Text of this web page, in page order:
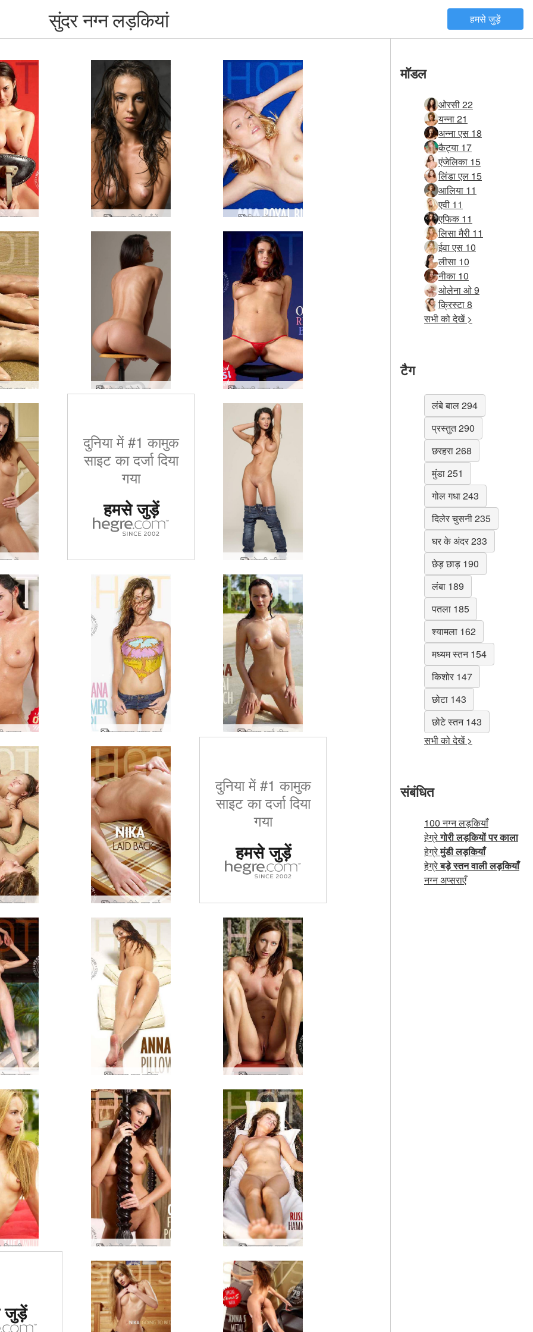
सुंदर नग्न लड़कियां हमसे जुड़ें
लाल जुला नीली आँखें मिया रॉयल ब्लू
क्रिस्टा लिसा रुसलाना लहरें ओरसी फोटो स्टूडियो फ्लोरेंस ओरसी लाल और नीला
ओरसी बिस्तर में सेक्सी
दुनिया में #1 कामुक
साइट का दर्जा दिया
गया
हमसे जुड़ें
ओरसी जीन्स
स्नान रुसलाना समर गर्ल लिसा थाई बीच
क्रिस्टा लिसा रुसलाना बीच कला नीका पीछे हट गई
दुनिया में #1 कामुक
साइट का दर्जा दिया
गया
हमसे जुड़ें
टेबल डांस अन्ना एस तकिए याना लाल मल
ओरसी चार पोस्टर बिस्तर रुसलाना झूला
कामुक
दिया
जुड़ें
मॉडल
ओरसी 22
यन्ना 21
अन्ना एस 18
कैट्या 17
एंजेलिका 15
लिंडा एल 15
आलिया 11
एवी 11
एफिक 11
लिसा मैरी 11
ईवा एस 10
लीसा 10
नीका 10
ओलेना ओ 9
क्रिस्टा 8
सभी को देखें >
टैग
लंबे बाल 294
प्रस्तुत 290
छरहरा 268
मुंडा 251
गोल गधा 243
दिलेर चुसनी 235
घर के अंदर 233
छेड़ छाड़ 190
लंबा 189
पतला 185
श्यामला 162
मध्यम स्तन 154
किशोर 147
छोटा 143
छोटे स्तन 143
सभी को देखें >
संबंधित
100 नग्न लड़कियाँ
हेग्रेगोरी लड़कियों पर काला
हेग्रेमुंडी लड़कियाँ
हेग्रेबड़े स्तन वाली लड़कियाँ
नग्न अप्सराएँ